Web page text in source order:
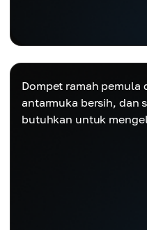
Dompet ramah pemula
antarmuka bersih, dan
butuhkan untuk